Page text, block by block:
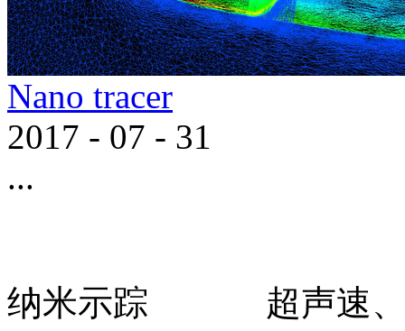
Nano tracer
2017 - 07 - 31
...
纳米示踪 超声速、高